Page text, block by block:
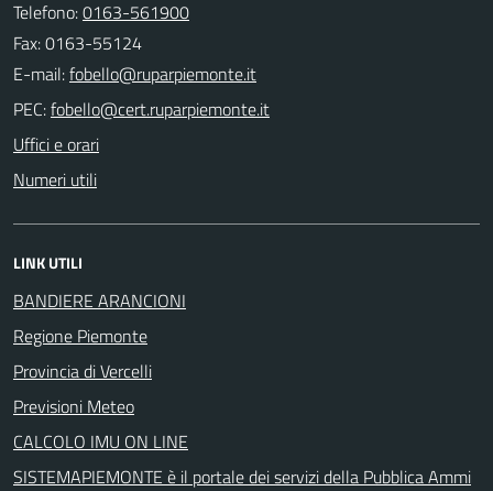
Telefono:0163-561900
Fax: 0163-55124
E-mail:
PEC:
Uffici e orari
Numeri utili
LINK UTILI
BANDIERE ARANCIONI
Regione Piemonte
Provincia di Vercelli
Previsioni Meteo
CALCOLO IMU ON LINE
SISTEMAPIEMONTE è il portale dei servizi della Pubblica Ammi